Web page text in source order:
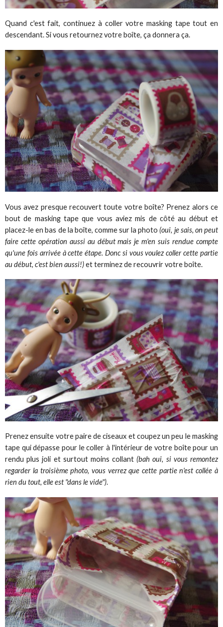
Quand c'est fait, continuez à coller votre masking tape tout en
descendant. Si vous retournez votre boîte, ça donnera ça.
Vous avez presque recouvert toute votre boîte? Prenez alors ce
bout de masking tape que vous aviez mis de côté au début et
placez-le en bas de la boîte, comme sur la photo (oui, je sais, on peut
faire cette opération aussi au début mais je m'en suis rendue compte
qu'une fois arrivée à cette étape. Donc si vous voulez coller cette partie
au début, c'est bien aussi!)et terminez de recouvrir votre boîte.
Prenez ensuite votre paire de ciseaux et coupez un peu le masking
tape qui dépasse pour le coller à l'intérieur de votre boîte pour un
rendu plus joli et surtout moins collant (bah oui, si vous remontez
regarder la troisième photo, vous verrez que cette partie n'est collée à
rien du tout, elle est "dans le vide").